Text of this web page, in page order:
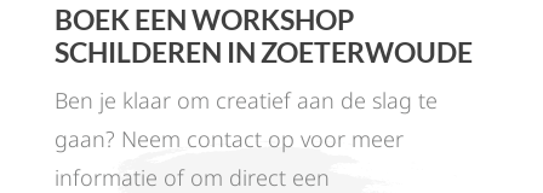
BOEK EEN WORKSHOP
SCHILDEREN IN ZOETERWOUDE
Ben je klaar om creatief aan de slag te
gaan? Neem contact op voor meer
informatie of om direct een